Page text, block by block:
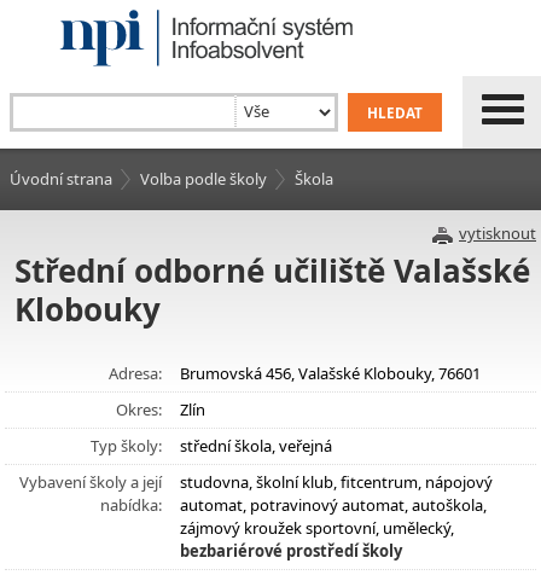
Úvodní strana Volba podle školy Škola
vytisknout
Střední odborné učiliště Valašské
Klobouky
Adresa:
Brumovská 456, Valašské Klobouky, 76601
Okres:
Zlín
Typ školy:
střední škola, veřejná
Vybavení školy a její
nabídka:
studovna, školní klub, fitcentrum, nápojový
automat, potravinový automat, autoškola,
zájmový kroužek sportovní, umělecký,
bezbariérové prostředí školy